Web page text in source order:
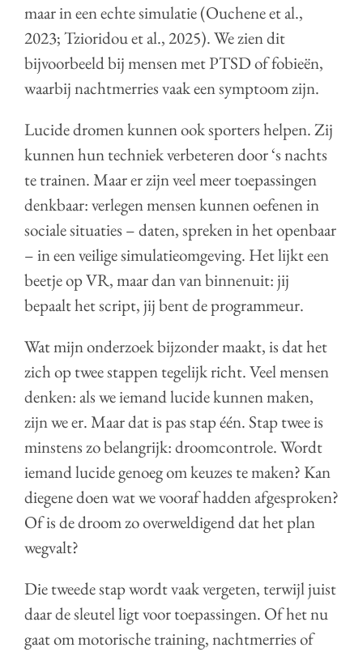
maar in een echte simulatie (Ouchene et al.,
2023; Tzioridou et al., 2025). We zien dit
bijvoorbeeld bij mensen met PTSD of fobieën,
waarbij nachtmerries vaak een symptoom zijn.
Lucide dromen kunnen ook sporters helpen. Zij
kunnen hun techniek verbeteren door ‘s nachts
te trainen. Maar er zijn veel meer toepassingen
denkbaar: verlegen mensen kunnen oefenen in
sociale situaties – daten, spreken in het openbaar
– in een veilige simulatieomgeving. Het lijkt een
beetje op VR, maar dan van binnenuit: jij
bepaalt het script, jij bent de programmeur.
Wat mijn onderzoek bijzonder maakt, is dat het
zich op twee stappen tegelijk richt. Veel mensen
denken: als we iemand lucide kunnen maken,
zijn we er. Maar dat is pas stap één. Stap twee is
minstens zo belangrijk: droomcontrole. Wordt
iemand lucide genoeg om keuzes te maken? Kan
diegene doen wat we vooraf hadden afgesproken?
Of is de droom zo overweldigend dat het plan
wegvalt?
Die tweede stap wordt vaak vergeten, terwijl juist
daar de sleutel ligt voor toepassingen. Of het nu
gaat om motorische training, nachtmerries of